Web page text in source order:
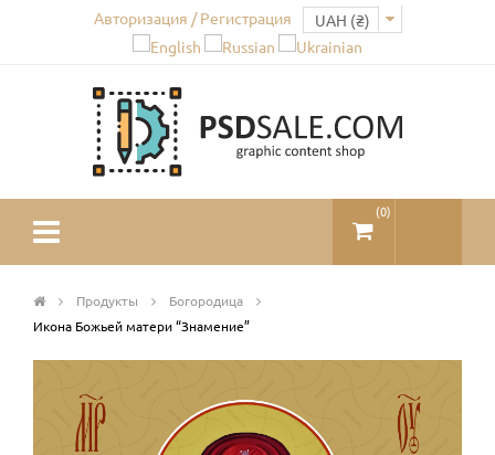
Авторизация / Регистрация
(0)
Продукты
Богородица
Икона Божьей матери “Знамение”